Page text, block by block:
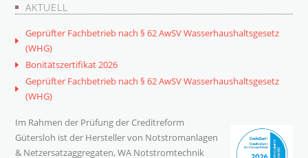
AKTUELL
Geprüfter Fachbetrieb nach § 62 AwSV Wasserhaushaltsgesetz
(WHG)
Bonitätszertifikat 2026
Geprüfter Fachbetrieb nach § 62 AwSV Wasserhaushaltsgesetz
(WHG)
Im Rahmen der Prüfung der Creditreform
Gütersloh ist der Hersteller von Notstromanlagen
& Netzersatzaggregaten, WA Notstromtechnik